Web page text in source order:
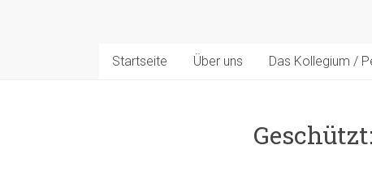
Startseite Über uns Das Kollegium /